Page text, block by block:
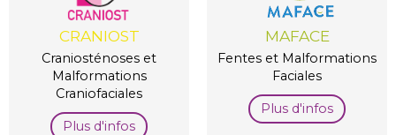
CRANIOST
Craniosténoses et
Malformations
Craniofaciales
Plus d'infos
MAFACE
Fentes et Malformations
Faciales
Plus d'infos